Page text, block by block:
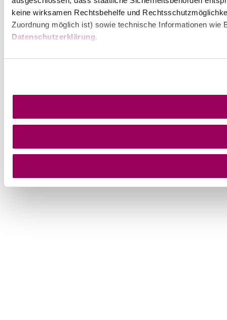
keine wirksamen Rechtsbehelfe und
Zuordnung möglich ist) sowie technische Informationen
Datenschutzerklärung.